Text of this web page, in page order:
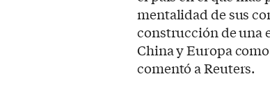
mentalidad de sus
construcción de una
China y Europa
comentó a Reuters.